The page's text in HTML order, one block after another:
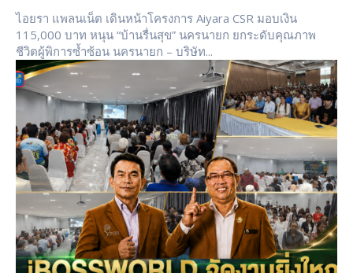
ไอยรา แพลนเน็ต เดินหน้าโครงการ Aiyara CSR มอบเงิน
115,000 บาท หนุน “บ้านรื่นสุข” นครนายก ยกระดับคุณภาพ
ชีวิตผู้พิการซ้ำซ้อน นครนายก – บริษัท...